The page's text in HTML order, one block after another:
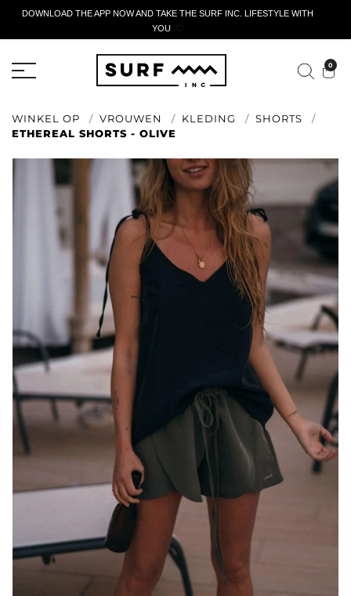
DOWNLOAD THE APP NOW AND TAKE THE SURF INC. LIFESTYLE WITH
YOU🤍
0
WINKEL OP VROUWEN KLEDING
SHORTS
ETHEREAL SHORTS - OLIVE
ACTIEF AANGIFTEFORMULIER